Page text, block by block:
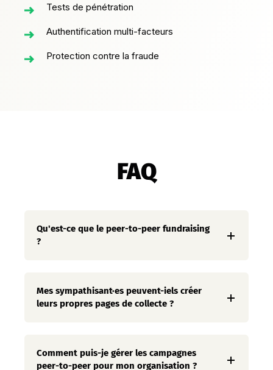
Tests de pénétration
Authentification multi-facteurs
Protection contre la fraude
FAQ
Qu'est-ce que le peer-to-peer fundraising
?
Mes sympathisant·es peuvent-iels créer
leurs propres pages de collecte ?
Comment puis-je gérer les campagnes
peer-to-peer pour mon organisation ?